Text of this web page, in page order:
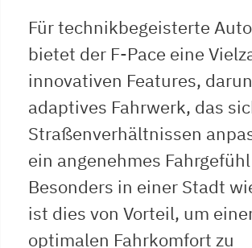
Für technikbegeisterte
bietet der F-Pace eine
innovativen Features,
adaptives Fahrwerk, das
Straßenverhältnissen
ein angenehmes
Besonders in einer Stadt
ist dies von Vorteil, um
optimalen Fahrkomfort zu